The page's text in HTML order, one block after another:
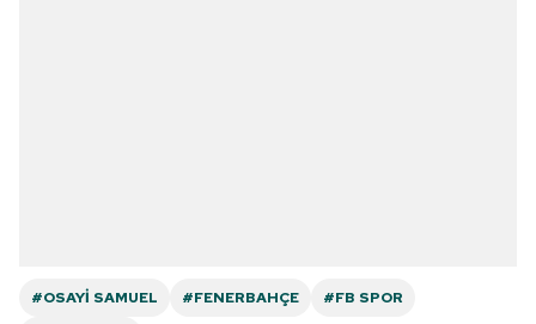
#OSAYI SAMUEL #FENERBAHÇE
#FB SPOR